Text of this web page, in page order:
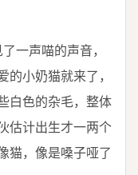
一声喵的声音，
小奶猫就来了，
白色的杂毛，整体
估计出生才一两个
猫，像是嗓子哑了